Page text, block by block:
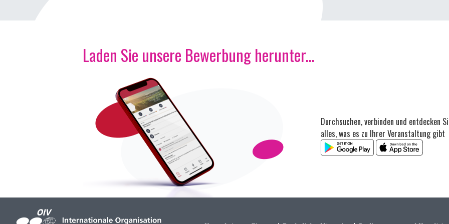
Laden Sie unsere Bewerbung herunter...
Durchsuchen, verbinden und entdecken
alles, was es zu Ihrer Veranstaltung gibt